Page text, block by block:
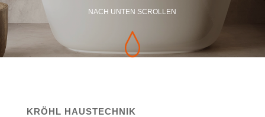
NACH UNTEN SCROLLEN
KRÖHL HAUSTECHNIK